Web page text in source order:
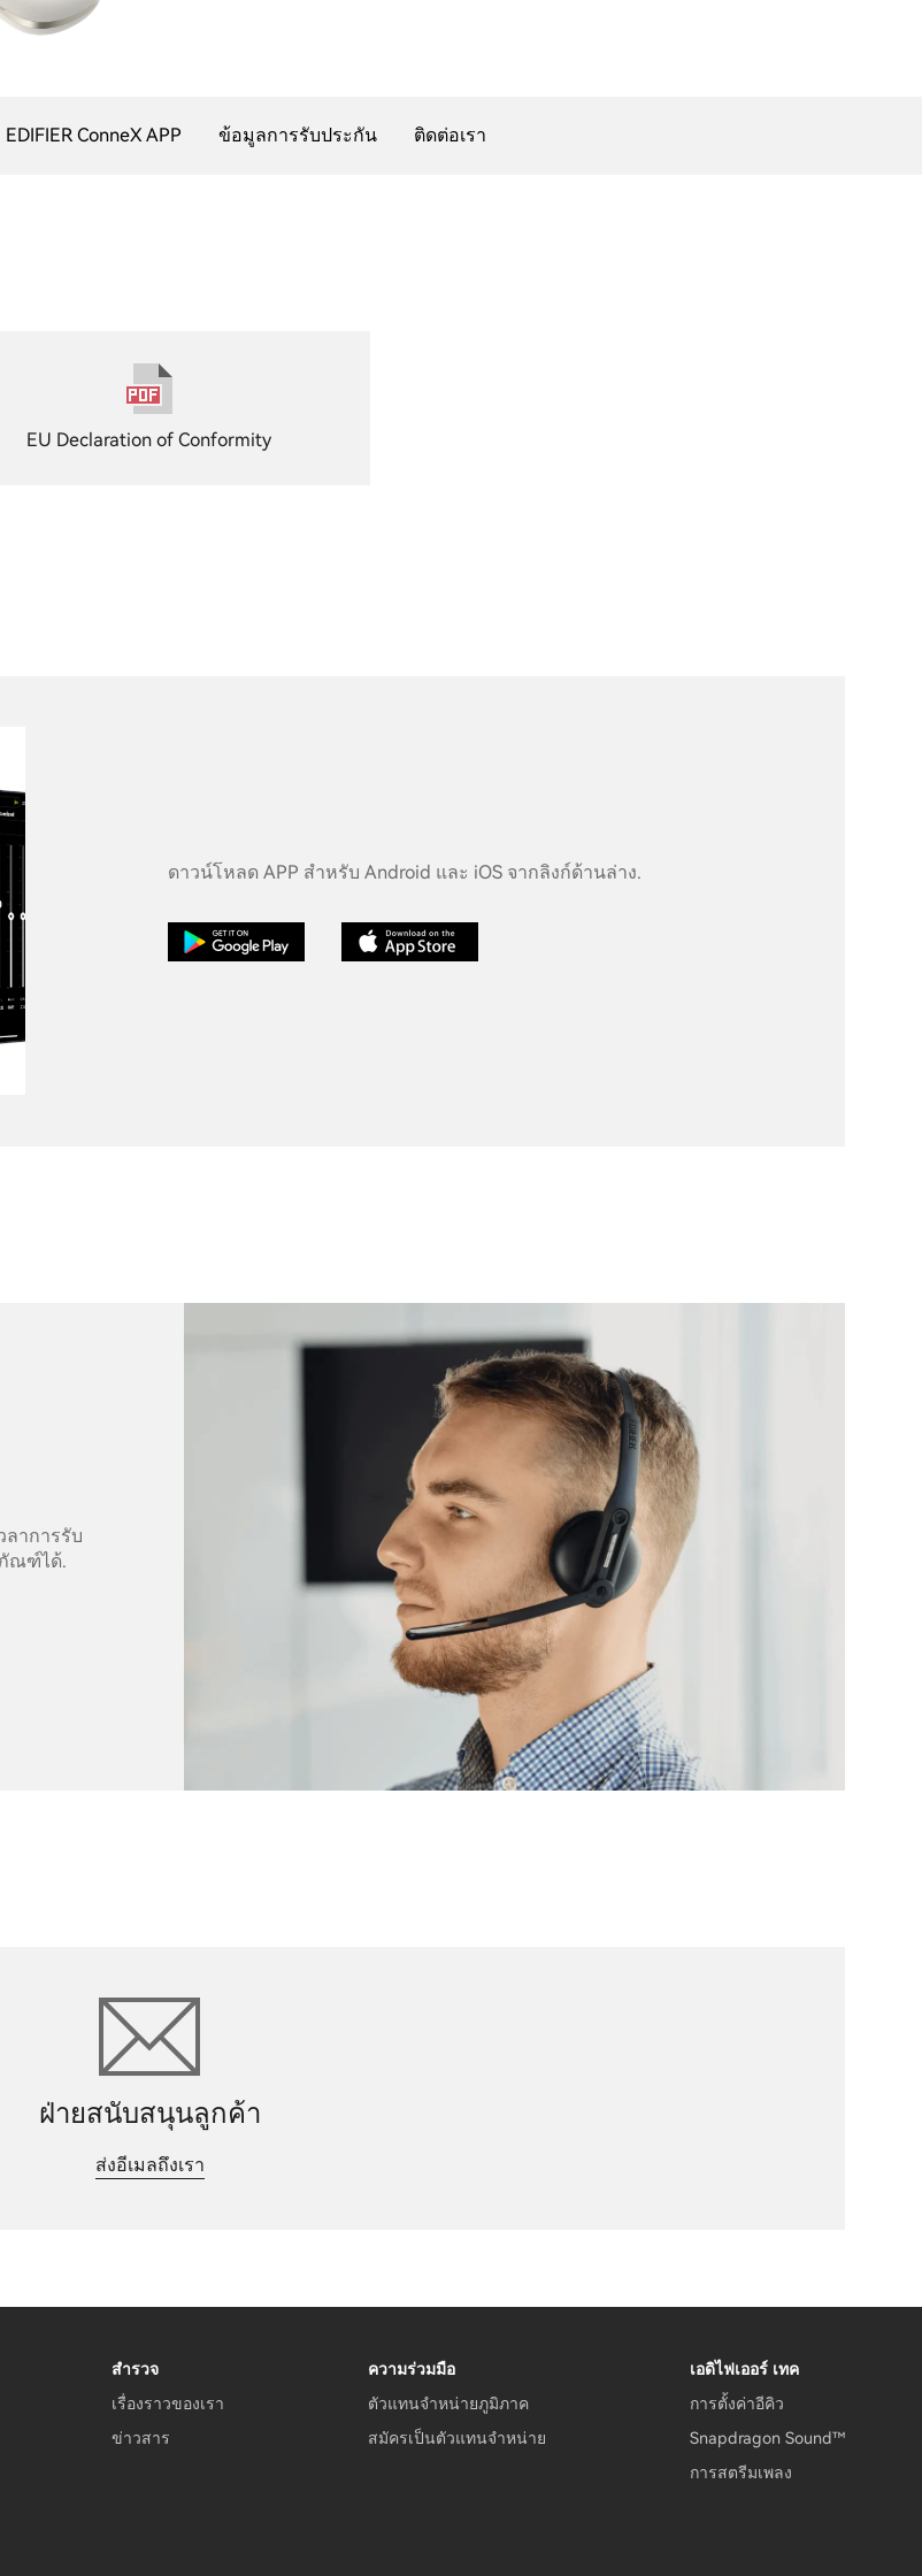
EDIFIER ConneX APP ข้อมูลการรับประกัน ติดต่อเรา
EU Declaration of Conformity
ดาวน์โหลด APP สำหรับ Android และ iOS จากลิงก์ด้านล่าง.
าการรับ
ณฑ์ได้.
ฝ่ายสนับสนุนลูกค้า
ส่งอีเมลถึงเรา
สำรวจ
เรื่องราวของเรา
ข่าวสาร
ความร่วมมือ
ตัวแทนจำหน่ายภูมิภาค
สมัครเป็นตัวแทนจำหน่าย
เอดิไฟเออร์ เทค
การตั้งค่าอีคิว
Snapdragon Sound™
การสตรีมเพลง